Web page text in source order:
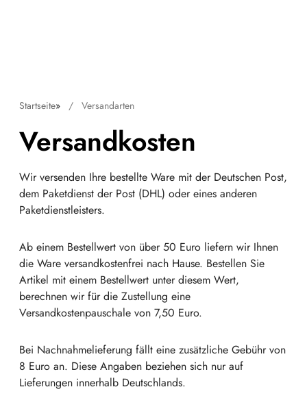
Startseite» Versandarten
Versandkosten
Wir versenden Ihre bestellte Ware mit der Deutschen Post,
dem Paketdienst der Post (DHL) oder eines anderen
Paketdienstleisters.
Ab einem Bestellwert von über 50 Euro liefern wir Ihnen
die Ware versandkostenfrei nach Hause. Bestellen Sie
Artikel mit einem Bestellwert unter diesem Wert,
berechnen wir für die Zustellung eine
Versandkostenpauschale von 7,50 Euro.
Bei Nachnahmelieferung fällt eine zusätzliche Gebühr von
8 Euro an. Diese Angaben beziehen sich nur auf
Lieferungen innerhalb Deutschlands.